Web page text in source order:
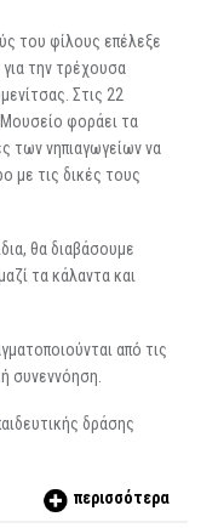
του φίλους επέλεξε
την τρέχουσα
Στις 22
φοράει τα
των νηπιαγωγείων να
με τις δικές τους
θα διαβάσουμε
τα κάλαντα και
από τις
συνεννόηση.
δράσης
περισσότερα